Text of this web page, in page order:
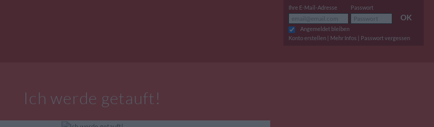
Ihre E-Mail-Adresse Passwort
OK
Angemeldet bleiben
Konto erstellen | Mehr Infos | Passwort vergessen
Ich werde getauft!